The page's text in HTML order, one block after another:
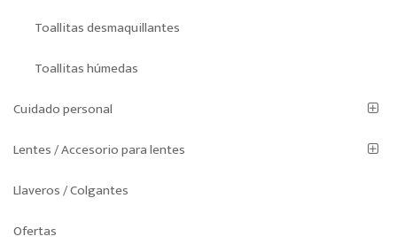
Toallitas desmaquillantes
Toallitas húmedas
Cuidado personal
Lentes / Accesorio para lentes
Llaveros / Colgantes
Ofertas